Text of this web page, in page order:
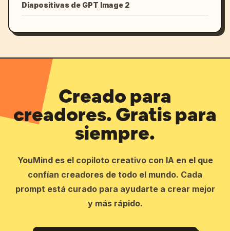
Diapositivas de GPT Image 2
Creado para
creadores. Gratis para
siempre.
YouMind es el copiloto creativo con IA en el que
confían creadores de todo el mundo. Cada
prompt está curado para ayudarte a crear mejor
y más rápido.